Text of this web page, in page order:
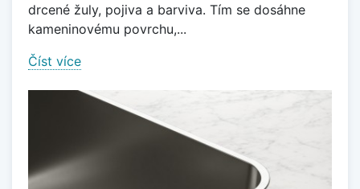
drcené žuly, pojiva a barviva. Tím se dosáhne
kameninovému povrchu,...
Číst více